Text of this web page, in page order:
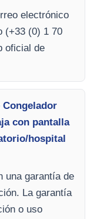
electrónico
(+33 (0) 1 70
oficial de
con pantalla
hospital
una garantía de
La garantía
o uso